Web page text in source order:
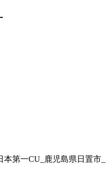
第一CU_鹿児島県日置市_